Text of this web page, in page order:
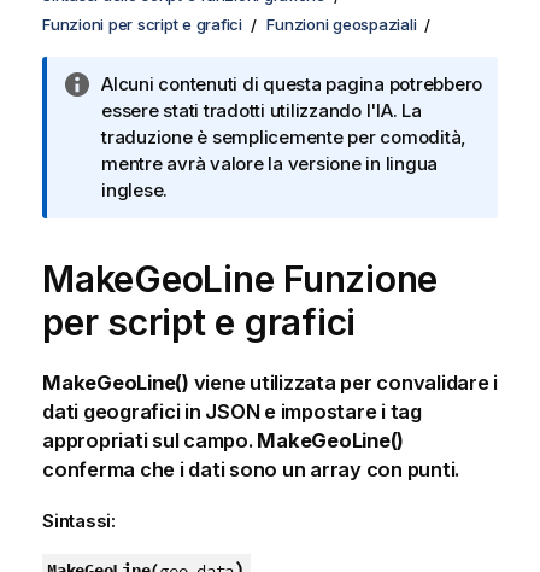
Funzioni per script e grafici
Funzioni geospaziali
Alcuni contenuti di questa pagina potrebbero
essere stati tradotti utilizzando l'IA. La
traduzione è semplicemente per comodità,
mentre avrà valore la versione in lingua
inglese.
MakeGeoLine Funzione
per script e grafici
MakeGeoLine() viene utilizzata per convalidare i
dati geografici in JSON e impostare i tag
appropriati sul campo. MakeGeoLine()
conferma che i dati sono un array con punti.
Sintassi: